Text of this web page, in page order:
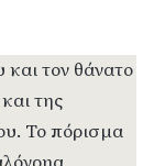
και τον θάνατο
της
Το πόρισμα